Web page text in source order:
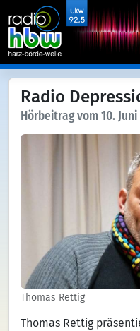
Radio
Hörbeitrag vom 10. Juni
Thomas Rettig
Thomas Rettig